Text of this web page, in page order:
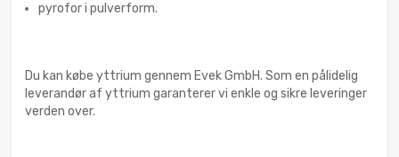
pyrofor i pulverform.
Du kan købe yttrium gennem Evek GmbH. Som en pålidelig
leverandør af yttrium garanterer vi enkle og sikre leveringer
verden over.